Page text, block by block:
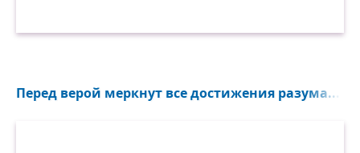
Перед верой меркнут все достижения разума...